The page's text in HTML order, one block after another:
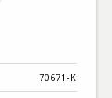
70671-K